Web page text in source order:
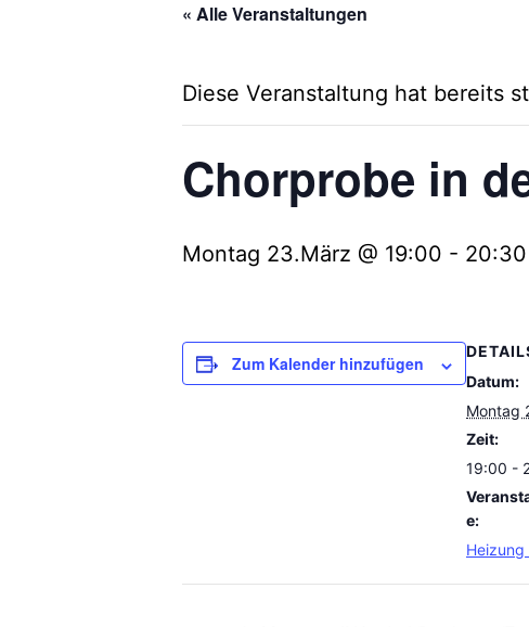
« Alle Veranstaltungen
Diese Veranstaltung hat bereits
Chorprobe in
Montag 23.März @ 19:00 - 20:30
Zum Kalender hinzufügen
Datum:
Montag
Zeit:
19:00 -
e:
Heizung